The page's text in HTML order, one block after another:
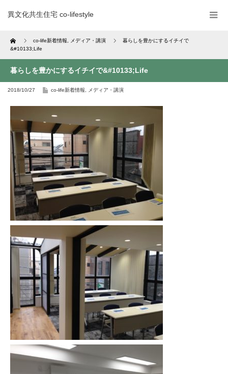
異文化共生住宅 co-lifestyle
Home co-life新着情報 メディア・講演
暮らしを豊かにするイチイで
&#10133;Life
暮らしを豊かにするイチイで&#10133;Life
2018/10/27 co-life新着情報 メディア・講演